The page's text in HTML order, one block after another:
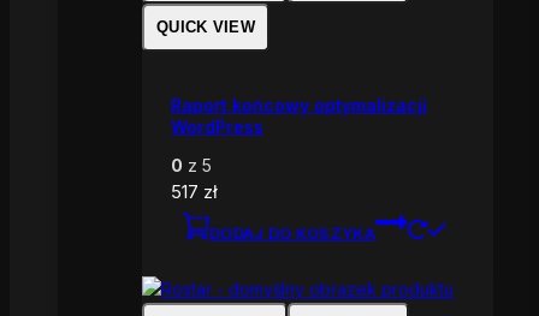
QUICK VIEW
Raport końcowy optymalizacji
WordPress
0 z 5
517 zł
DODAJ DO KOSZYKA